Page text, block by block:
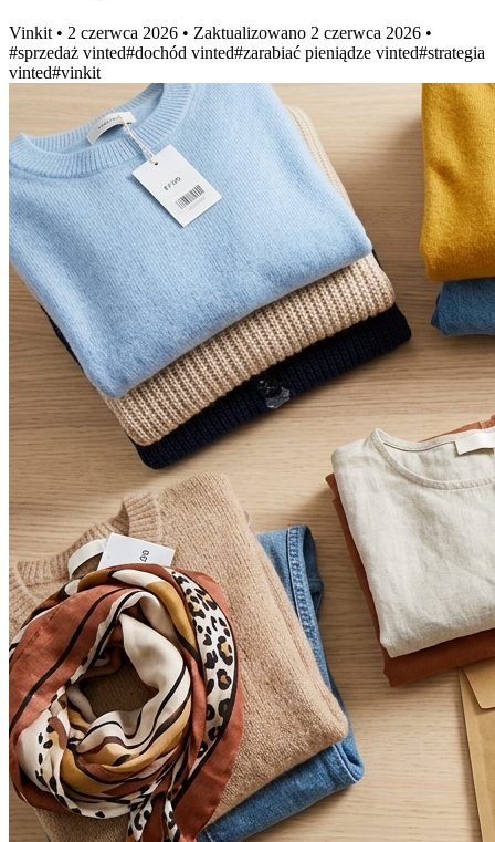
Vinkit • 2 czerwca 2026 • Zaktualizowano 2 czerwca 2026 •
#sprzedaż vinted#dochód vinted#zarabiać pieniądze vinted#strategia
vinted#vinkit